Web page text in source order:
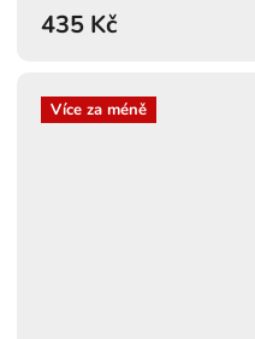
435 Kč
Více za méně